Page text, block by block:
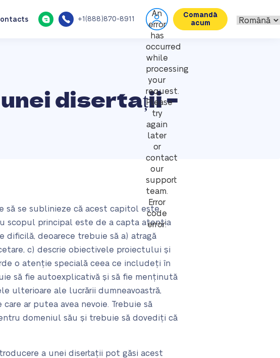
+1(888)870-8911
An
error
has
occurred
while
processing
your
request.
Please
try
again
later
or
contact
our
support
team.
Error
code
error:
Comandă
acum
disertații –
să se sublinieze că acest capitol este
scopul principal este de a capta atenția
dificilă, deoarece trebuie să a) atragă
c) descrie obiectivele proiectului și
o atenție specială ceea ce includeți în
să fie autoexplicativă și să fie menținută
ulterioare ale lucrării dumneavoastră,
ar putea avea nevoie. Trebuie să
domeniul său și trebuie să dovediți că
a unei disertații pot găsi acest